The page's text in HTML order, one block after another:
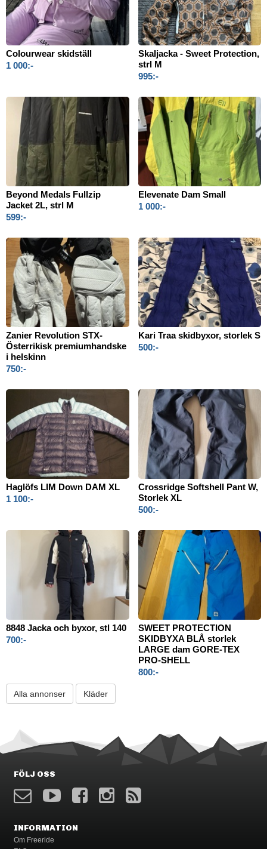
Colourwear skidställ
1 000:-
Skaljacka - Sweet Protection,
strl M
995:-
Beyond Medals Fullzip
Jacket 2L, strl M
599:-
Elevenate Dam Small
1 000:-
Zanier Revolution STX-
Österrikisk premiumhandske
i helskinn
750:-
Kari Traa skidbyxor, storlek S
500:-
Haglöfs LIM Down DAM XL
1 100:-
Crossridge Softshell Pant W,
Storlek XL
500:-
8848 Jacka och byxor, stl 140
700:-
SWEET PROTECTION
SKIDBYXA BLÅ storlek
LARGE dam GORE-TEX
PRO-SHELL
800:-
Alla annonser Kläder
FÖLJ OSS
INFORMATION
Om Freeride